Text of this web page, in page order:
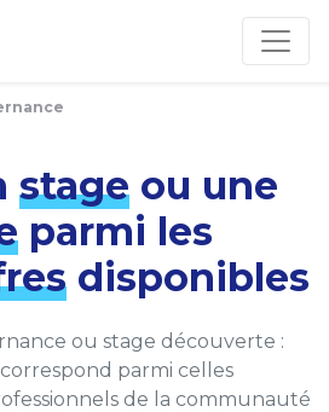
stage ou une
parmi les
disponibles
ou stage découverte :
parmi celles
de la communauté
cookies